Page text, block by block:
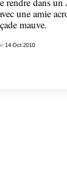
une amie
mauve.
14 Oct 2010